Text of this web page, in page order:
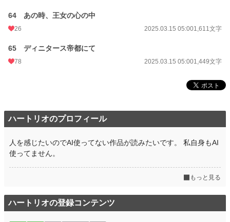
64 あの時、王女の心の中
26 2025.03.15 05:001,611文字
65 ディニタース帝都にて
78 2025.03.15 05:001,449文字
ハートリオのプロフィール
人を感じたいのでAI使ってない作品が読みたいです。 私自身もAI
使ってません。
もっと見る
ハートリオの登録コンテンツ